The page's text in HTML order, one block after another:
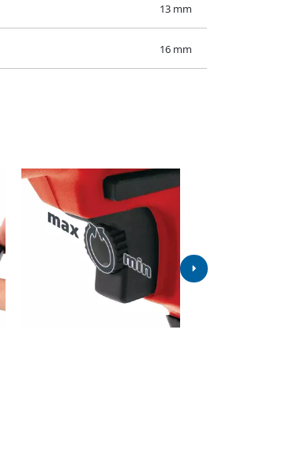
13 mm
16 mm